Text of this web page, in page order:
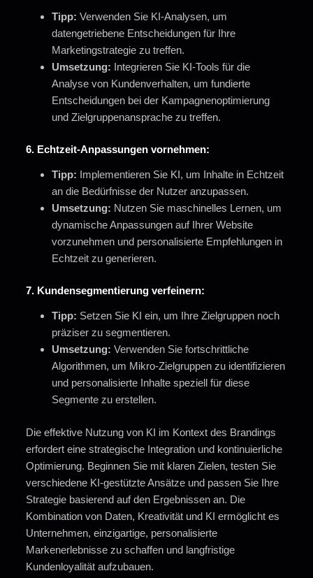
Tipp: Verwenden Sie KI-Analysen, um
datengetriebene Entscheidungen für Ihre
Marketingstrategie zu treffen.
Umsetzung: Integrieren Sie KI-Tools für die
Analyse von Kundenverhalten, um fundierte
Entscheidungen bei der Kampagnenoptimierung
und Zielgruppenansprache zu treffen.
6. Echtzeit-Anpassungen vornehmen:
Tipp: Implementieren Sie KI, um Inhalte in Echtzeit
an die Bedürfnisse der Nutzer anzupassen.
Umsetzung: Nutzen Sie maschinelles Lernen, um
dynamische Anpassungen auf Ihrer Website
vorzunehmen und personalisierte Empfehlungen in
Echtzeit zu generieren.
7. Kundensegmentierung verfeinern:
Tipp: Setzen Sie KI ein, um Ihre Zielgruppen noch
präziser zu segmentieren.
Umsetzung: Verwenden Sie fortschrittliche
Algorithmen, um Mikro-Zielgruppen zu identifizieren
und personalisierte Inhalte speziell für diese
Segmente zu erstellen.
Die effektive Nutzung von KI im Kontext des Brandings
erfordert eine strategische Integration und kontinuierliche
Optimierung. Beginnen Sie mit klaren Zielen, testen Sie
verschiedene KI-gestützte Ansätze und passen Sie Ihre
Strategie basierend auf den Ergebnissen an. Die
Kombination von Daten, Kreativität und KI ermöglicht es
Unternehmen, einzigartige, personalisierte
Markenerlebnisse zu schaffen und langfristige
Kundenloyalität aufzubauen.